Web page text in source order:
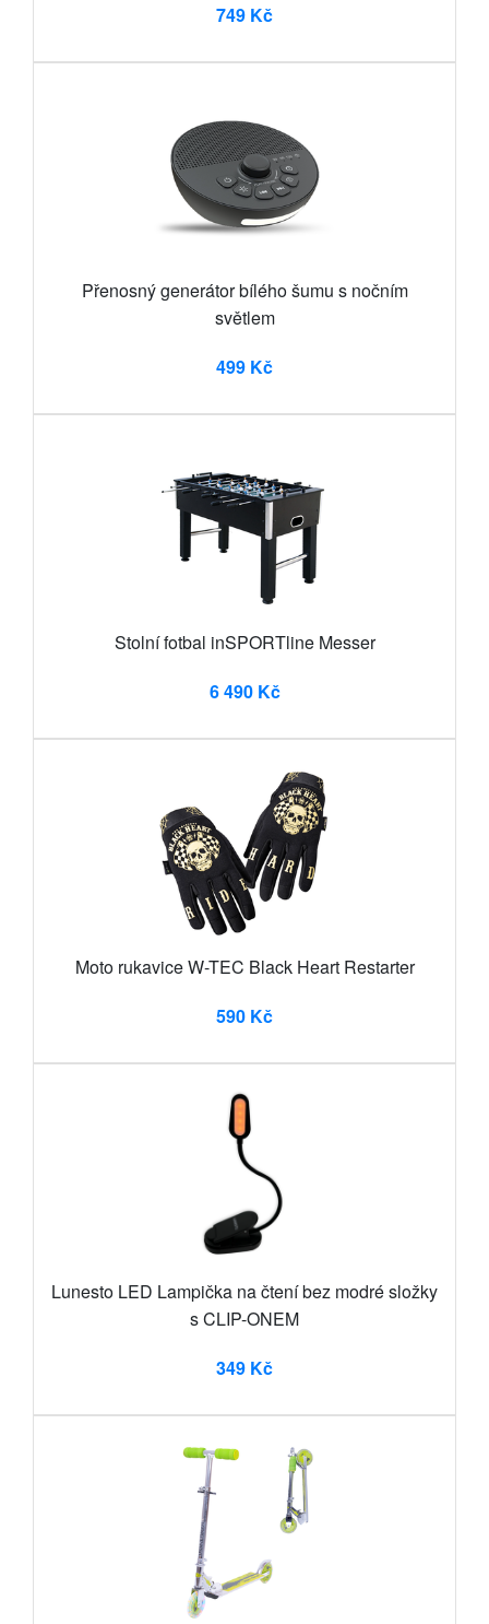
749 Kč
Přenosný generátor bílého šumu s nočním
světlem
499 Kč
Stolní fotbal inSPORTline Messer
6 490 Kč
Moto rukavice W-TEC Black Heart Restarter
590 Kč
Lunesto LED Lampička na čtení bez modré složky
s CLIP-ONEM
349 Kč